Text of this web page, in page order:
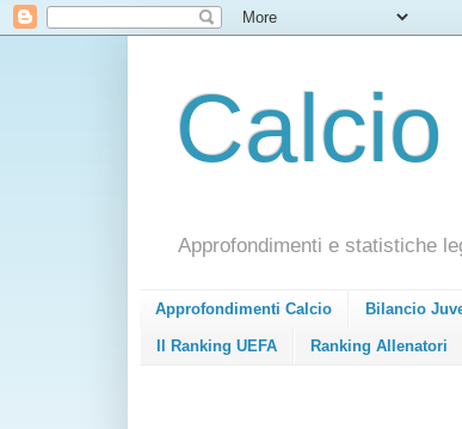
Approfondimenti e statistiche
Approfondimenti Calcio Bilancio
Il Ranking UEFA Ranking Allenatori